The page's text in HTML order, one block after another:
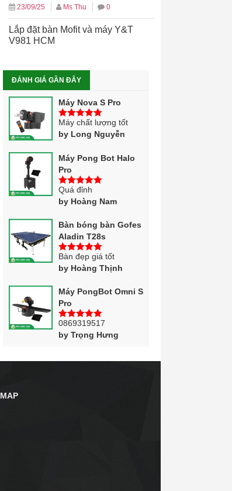
23/09/25 Ms Thu 0
Lắp đặt bàn Mofit và máy Y&T
V981 HCM
ĐÁNH GIÁ GẦN ĐÂY
Máy Nova S Pro
5trên 5
Máy chất lượng tốt
by Long Nguyễn
Máy Pong Bot Halo
Pro
5trên 5
Quá đỉnh
by Hoàng Nam
Bàn bóng bàn Gofes
Aladin T28s
5trên 5
Bàn đẹp giá tốt
by Hoàng Thịnh
Máy PongBot Omni S
Pro
5trên 5
0869319517
by Trọng Hưng
MAP